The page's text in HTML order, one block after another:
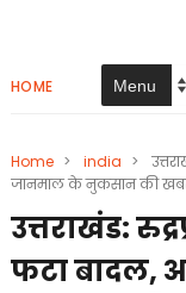
HOME
Home > india >
जानमाल के नुकसान की
उत्तराखंड:
फटा बादल,